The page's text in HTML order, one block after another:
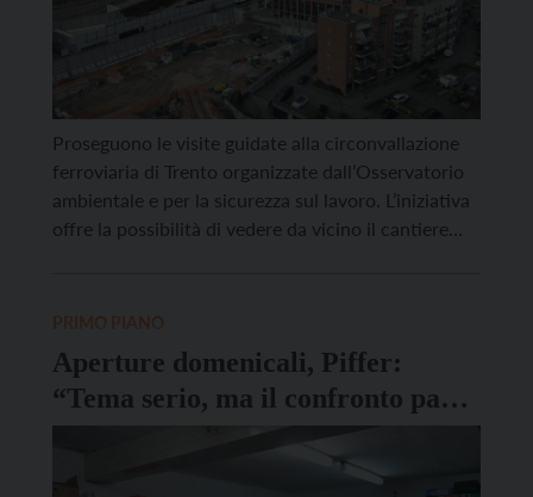
Proseguono le visite guidate alla circonvallazione
ferroviaria di Trento organizzate dall’Osservatorio
ambientale e per la sicurezza sul lavoro. L’iniziativa
offre la possibilità di vedere da vicino il cantiere
aprile, dalle […]
Aperture domenicali, Piffer:
“Tema serio, ma il confronto parta
dal coinvolgimento delle imprese”